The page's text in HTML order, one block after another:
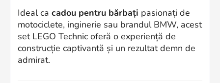
Ideal ca cadou pentru bărbați pasionați de
motociclete, inginerie sau brandul BMW, acest
set LEGO Technic oferă o experiență de
construcție captivantă și un rezultat demn de
admirat.